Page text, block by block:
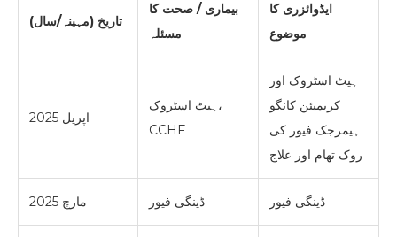
تاریخ (مہینہ/سال)
بیماری / صحت کا
مسئلہ
ایڈوائزری کا
موضوع
اپریل 2025
ہیٹ اسٹروک،
CCHF
ہیٹ اسٹروک اور
کریمیئن کانگو
ہیمرجک فیور کی
روک تھام اور علاج
مارچ 2025 ڈینگی فیور ڈینگی فیور